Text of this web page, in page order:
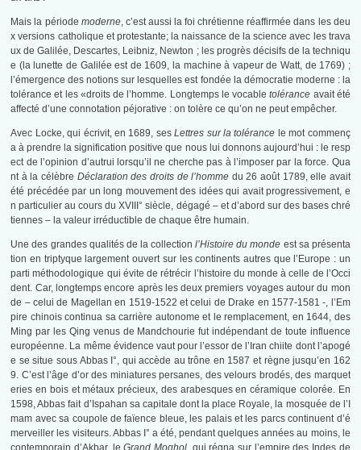
Mais la période moderne, c’est aussi la foi chrétienne réaffirmée dans les deu
x versions catholique et protestante; la naissance de la science avec les trava
ux de Galilée, Descartes, Leibniz, Newton ; les progrès décisifs de la techniqu
e (la lunette de Galilée est de 1609, la machine à vapeur de Watt, de 1769) ;
l’émergence des notions sur lesquelles est fondée la démocratie moderne : la
tolérance et les «droits de l’homme. Longtemps le vocabletolérance avait été
affecté d’une connotation péjorative : on tolère ce qu’on ne peut empêcher.
Avec Locke, qui écrivit, en 1689, sesLettres sur la tolérance le mot commenç
a à prendre la signification positive que nous lui donnons aujourd’hui : le resp
ect de l’opinion d’autrui lorsqu’il ne cherche pas à l’imposer par la force. Qua
nt à la célèbre Déclaration des droits de l’homme du 26 août 1789, elle avait
été précédée par un long mouvement des idées qui avait progressivement, e
n particulier au cours du XVIII° siècle, dégagé – et d’abord sur des bases chré
tiennes – la valeur irréductible de chaque être humain.
Une des grandes qualités de la collectionl’Histoire du monde est sa présenta
tion en triptyque largement ouvert sur les continents autres que l’Europe : un
parti méthodologique qui évite de rétrécir l’histoire du monde à celle de l’Occi
dent. Car, longtemps encore après les deux premiers voyages autour du mon
de – celui de Magellan en 1519-1522 et celui de Drake en 1577-1581 -, l’Em
pire chinois continua sa carrière autonome et le remplacement, en 1644, des
Ming par les Qing venus de Mandchourie fut indépendant de toute influence
européenne. La même évidence vaut pour l’essor de l’Iran chiite dont l’apogé
e se situe sous Abbas I°, qui accède au trône en 1587 et règne jusqu’en 162
9. C’est l’âge d’or des miniatures persanes, des velours brodés, des marquet
eries en bois et métaux précieux, des arabesques en céramique colorée. En
1598, Abbas fait d’Ispahan sa capitale dont la place Royale, la mosquée de l’I
mam avec sa coupole de faïence bleue, les palais et les parcs continuent d’é
merveiller les visiteurs. Abbas I° a été, pendant quelques années au moins, le